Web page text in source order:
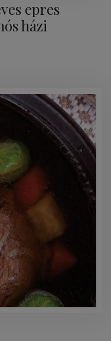
epres
házi